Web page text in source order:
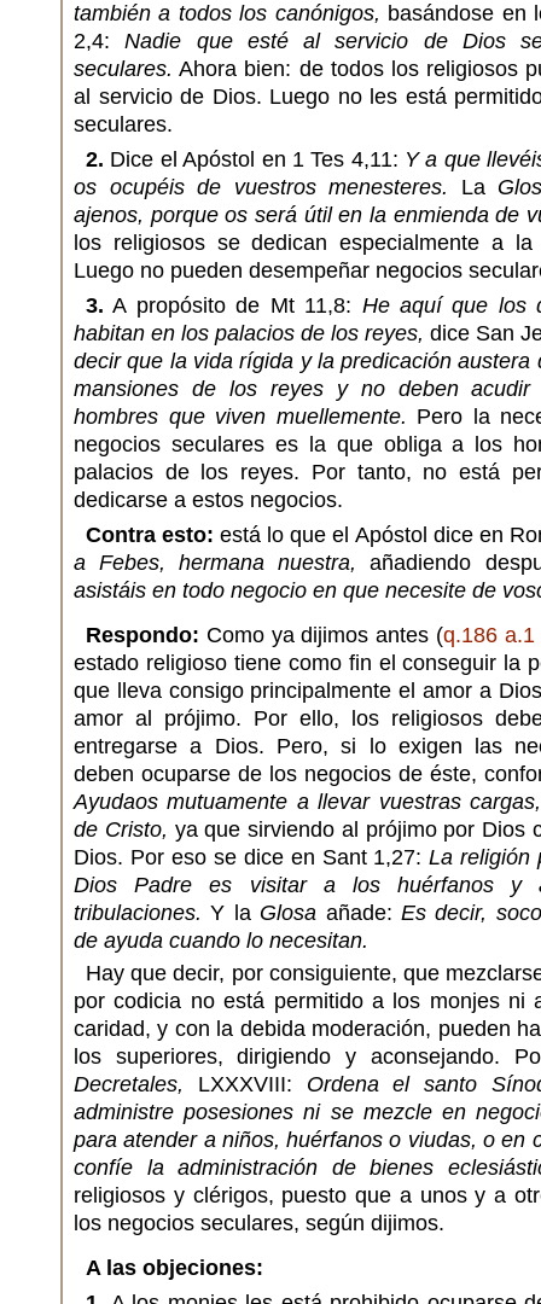
también a todos los canónigos, basándose en
2,4:Nadie que esté al servicio de Dios
seculares. Ahora bien: de todos los religiosos
al servicio de Dios. Luego no les está
seculares.
2. Dice el Apóstol en 1 Tes 4,11: Y a que
os ocupéis de vuestros menesteres.
La
ajenos, porque os será útil en la enmienda de
los religiosos se dedican especialmente a
Luego no pueden desempeñar negocios
3. A propósito de Mt 11,8: He aquí que los
habitan en los palacios de los reyes, dice San
decir que la vida rígida y la predicación austera
mansiones de los reyes y no deben
hombres que viven muellemente. Pero la
negocios seculares es la que obliga a los
palacios de los reyes. Por tanto, no está
dedicarse a estos negocios.
Contra esto: está lo que el Apóstol dice en
a Febes, hermana nuestra,
añadiendo
asistáis en todo negocio en que necesite de
Respondo: Como ya dijimos antes (q.186 a.1
estado religioso tiene como fin el conseguir la
que lleva consigo principalmente el amor a
amor al prójimo. Por ello, los religiosos
entregarse a Dios. Pero, si lo exigen las
deben ocuparse de los negocios de éste,
Ayudaos mutuamente a llevar vuestras
de Cristo, ya que sirviendo al prójimo por Dios
Dios. Por eso se dice en Sant 1,27:La religión
Dios Padre es visitar a los huérfanos
tribulaciones. Y la Glosa añade:Es decir,
de ayuda cuando lo necesitan.
Hay que decir, por consiguiente, que
por codicia no está permitido a los monjes ni
caridad, y con la debida moderación, pueden
los superiores, dirigiendo y aconsejando.
Decretales, LXXXVIII: Ordena el santo
administre posesiones ni se mezcle en
para atender a niños, huérfanos o viudas, o en
confíe la administración de bienes
religiosos y clérigos, puesto que a unos y a
los negocios seculares, según dijimos.
A las objeciones: